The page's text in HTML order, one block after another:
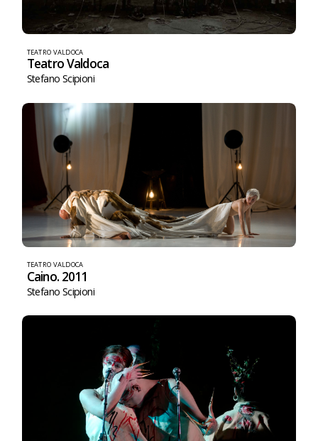
TEATRO VALDOCA
Teatro Valdoca
Stefano Scipioni
TEATRO VALDOCA
Caino. 2011
Stefano Scipioni